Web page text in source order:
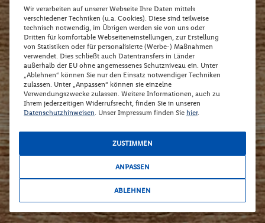
Wir verarbeiten auf unserer Webseite Ihre Daten mittels
verschiedener Techniken (u.a. Cookies). Diese sind teilweise
technisch notwendig, im Übrigen werden sie von uns oder
Dritten für komfortable Webseiteneinstellungen, zur Erstellung
von Statistiken oder für personalisierte (Werbe-) Maßnahmen
verwendet. Dies schließt auch Datentransfers in Länder
außerhalb der EU ohne angemessenes Schutzniveau ein. Unter
„Ablehnen“ können Sie nur den Einsatz notwendiger Techniken
zulassen. Unter „Anpassen“ können sie einzelne
Verwendungszwecke zulassen. Weitere Informationen, auch zu
Ihrem jederzeitigen Widerrufsrecht, finden Sie in unseren
Datenschutzhinweisen. Unser Impressum finden Sie hier.
ZUSTIMMEN
ANPASSEN
ABLEHNEN